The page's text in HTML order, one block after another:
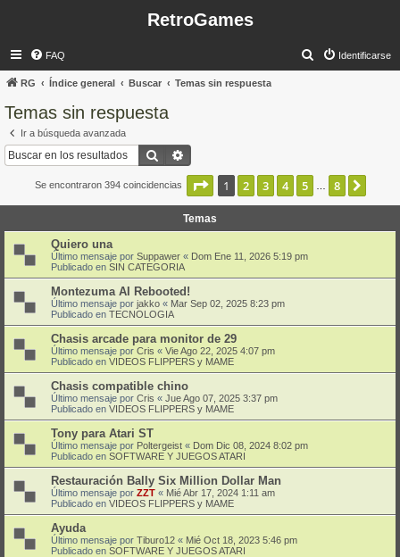
RetroGames
FAQ Identificarse
RG Índice general Buscar Temas sin respuesta
Temas sin respuesta
Ir a búsqueda avanzada
Buscar
Se encontraron 394 coincidencias Página de
1 2 3 4 5 8
Temas
Quiero una
Último mensaje por Suppawer « Dom Ene 11, 2026 5:19 pm
Publicado en SIN CATEGORIA
Montezuma AI Rebooted!
Último mensaje por jakko « Mar Sep 02, 2025 8:23 pm
Publicado en TECNOLOGIA
Chasis arcade para monitor de 29
Último mensaje por Cris « Vie Ago 22, 2025 4:07 pm
Publicado en VIDEOS FLIPPERS y MAME
Chasis compatible chino
Último mensaje por Cris « Jue Ago 07, 2025 3:37 pm
Publicado en VIDEOS FLIPPERS y MAME
Tony para Atari ST
Último mensaje por Poltergeist « Dom Dic 08, 2024 8:02 pm
Publicado en SOFTWARE Y JUEGOS ATARI
Restauración Bally Six Million Dollar Man
Último mensaje por ZZT « Mié Abr 17, 2024 1:11 am
Publicado en VIDEOS FLIPPERS y MAME
Ayuda
Último mensaje por Tiburo12 « Mié Oct 18, 2023 5:46 pm
Publicado en SOFTWARE Y JUEGOS ATARI